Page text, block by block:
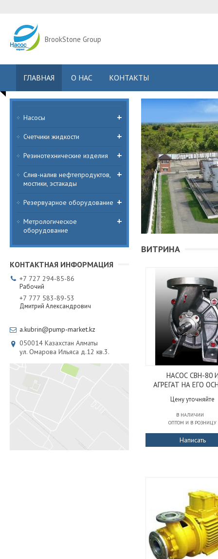
BrookStone Group
ГЛАВНАЯ О НАС КОНТАКТЫ
ВИТРИНА
НАСОС СВН-80
АГРЕГАТ НА ЕГО
Цену уточняйте
В НАЛИЧИИ
ОПТОМ И В РОЗНИЦУ
Написать
Насосы
Счетчики жидкости
Резинотехнические изделия
Слив-налив нефтепродуктов,
мостики, эстакады
Резервуарное оборудование
Метрологическое
оборудование
+7 727 294-85-86
Рабочий
+7 777 583-89-53
Дмитрий Александрович
a.kubrin@pump-market.kz
050014 Казахстан Алматы
ул. Омарова Ильяса д.12 кв.3.